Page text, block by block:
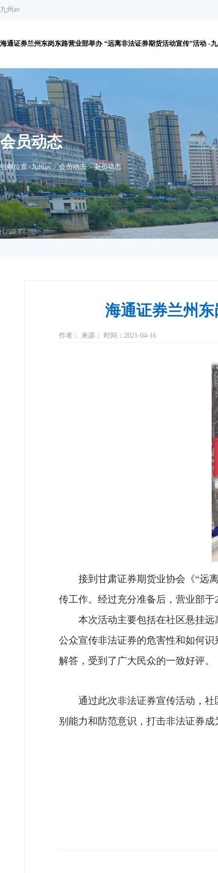
九州av
海通证券兰州东岗东路营业部举办 “远离非法证券期货活动宣传”活动 -
会员动态
当前位置>九州av>会员动态>会员动态
海通证券兰州
作者： 来源： 时间：2021-04-16
接到甘肃证券期货业协会《“远离
传工作。经过充分准备后，营业部
本次活动主要包括在社区悬挂远
公众宣传非法证券的危害性和如何
解答，受到了广大民众的一致好评。
通过此次非法证券宣传活动，社
别能力和防范意识，打击非法证券